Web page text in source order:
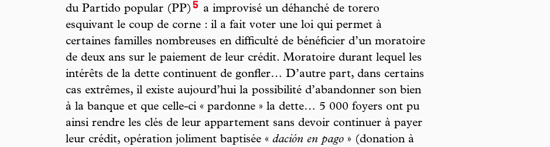
du Partido popular (PP) 5
a improvisé un déhanché de torero
esquivant le coup de corne : il a fait voter une loi qui permet à
certaines familles nombreuses en difficulté de bénéficier d’un moratoire
de deux ans sur le paiement de leur crédit. Moratoire durant lequel les
intérêts de la dette continuent de gonfler… D’autre part, dans certains
cas extrêmes, il existe aujourd’hui la possibilité d’abandonner son bien
à la banque et que celle-ci « pardonne » la dette… 5 000 foyers ont pu
ainsi rendre les clés de leur appartement sans devoir continuer à payer
leur crédit, opération joliment baptisée « dación en pago » (donation à